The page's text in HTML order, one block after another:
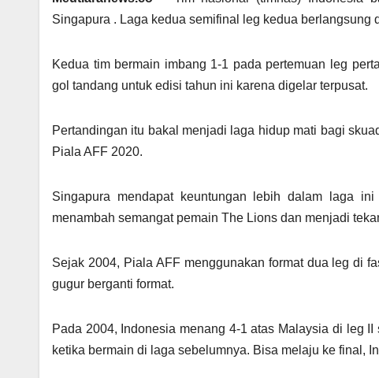
Singapura . Laga kedua semifinal leg kedua
Kedua tim bermain imbang 1-1 pada pertemuan leg
gol tandang untuk edisi tahun ini karena digelar terpusat.
Pertandingan itu bakal menjadi laga hidup mati bagi
Piala AFF 2020.
Singapura mendapat keuntungan lebih dalam laga
menambah semangat pemain The Lions dan menjadi
Sejak 2004, Piala AFF menggunakan format dua leg di
gugur berganti format.
Pada 2004, Indonesia menang 4-1 atas Malaysia di leg
ketika bermain di laga sebelumnya. Bisa melaju ke final,